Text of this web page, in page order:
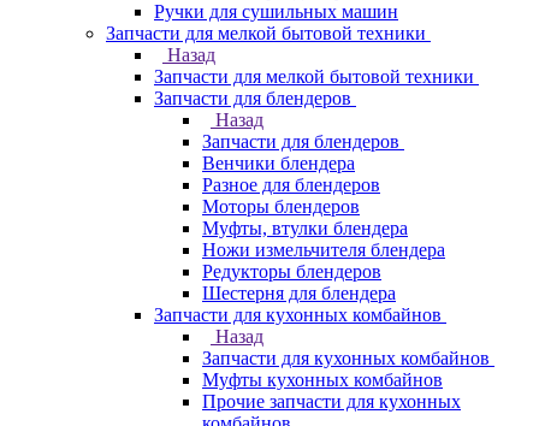
Ручки для сушильных машин
Запчасти для мелкой бытовой техники
Назад
Запчасти для мелкой бытовой техники
Запчасти для блендеров
Назад
Запчасти для блендеров
Венчики блендера
Разное для блендеров
Моторы блендеров
Муфты, втулки блендера
Ножи измельчителя блендера
Редукторы блендеров
Шестерня для блендера
Запчасти для кухонных комбайнов
Назад
Запчасти для кухонных комбайнов
Муфты кухонных комбайнов
Прочие запчасти для кухонных